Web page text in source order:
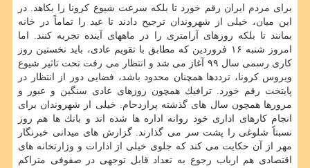
برای مردم ایران رقم خورد تا بلكه سرعت شیوع كرونا را بكاهد. در
این میان، خیلی از شهروندان ترجیح دادند تا عید را تماماً در خانه
بمانند تا بلكه روزهای آرامتری را در ماههای آینده تجربه كنند. اما
امروز شنبه ۱۶ فروردین كه مطابق با تقویم عادی، باید نخستین روز
كاری رسمی سال ۹۹ آغاز می شد و انتظار می رفت تحت تاثیر شیوع
ویروس كرونا، ترددها همچنان محدود باشد، فضایی دور از انتظار در
پایتخت رقم خورد. ترافیك همچون روزهای عادی سنگین و عبور و
مرورها همچون سال های گذشته پرازدحام. خیلی از شهروندان برای
انجام كارهای اداری خود روانه اداره ها شده اند و بانك ها هم روز
نسبتاً شلوغی را پشت سر می گذارند. گزارش های میدانی خبرنگار
مهر از آن حكایت می كند كه جلوی خیلی از ادارات و وزارتخانه های
اقتصادی هم ارباب رجوع به تعداد قابل توجهی در صفوفی متراكم